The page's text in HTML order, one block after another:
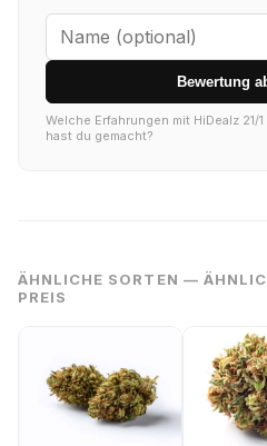
Bewertung
Welche Erfahrungen mit HiDealz 21/
hast du gemacht?
ÄHNLICHE SORTEN —
PREIS